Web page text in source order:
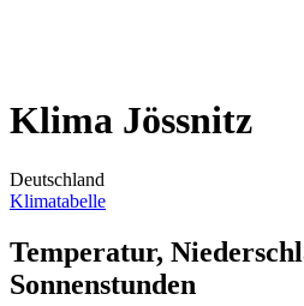
Klima Jössnitz
Deutschland
Klimatabelle
Temperatur,
Sonnenstunden